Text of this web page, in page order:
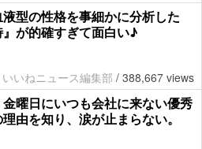
型の性格を事細かに分析した
』が的確すぎて面白い♪
いいねニュース編集部 / 388,667 views
金曜日にいつも会社に来ない優秀
由を知り、涙が止まらない。